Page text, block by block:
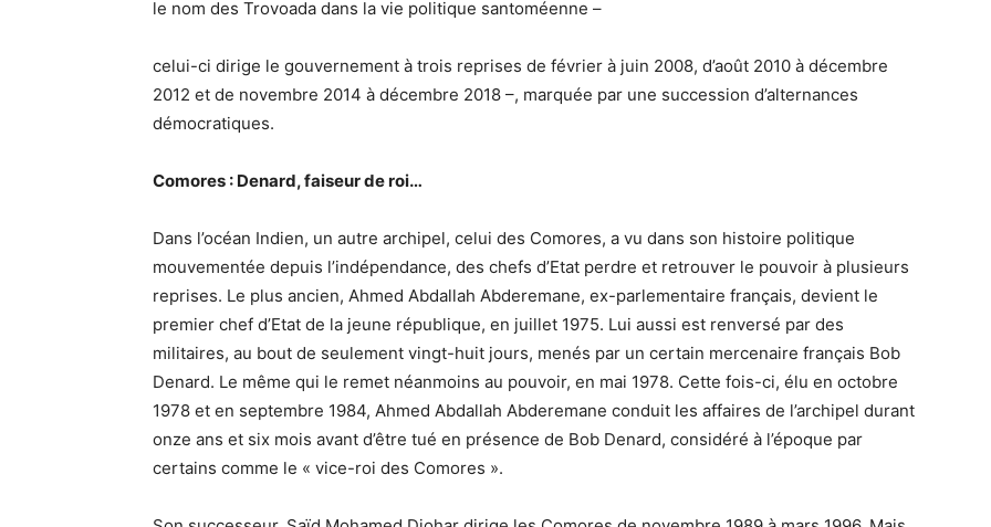
le nom des Trovoada dans la vie politique santoméenne –
celui-ci dirige le gouvernement à trois reprises de février à juin 2008, d’août 2010 à décembre
2012 et de novembre 2014 à décembre 2018 –, marquée par une succession d’alternances
démocratiques.
Comores : Denard, faiseur de roi…
Dans l’océan Indien, un autre archipel, celui des Comores, a vu dans son histoire politique
mouvementée depuis l’indépendance, des chefs d’Etat perdre et retrouver le pouvoir à plusieurs
reprises. Le plus ancien, Ahmed Abdallah Abderemane, ex-parlementaire français, devient le
premier chef d’Etat de la jeune république, en juillet 1975. Lui aussi est renversé par des
militaires, au bout de seulement vingt-huit jours, menés par un certain mercenaire français Bob
Denard. Le même qui le remet néanmoins au pouvoir, en mai 1978. Cette fois-ci, élu en octobre
1978 et en septembre 1984, Ahmed Abdallah Abderemane conduit les affaires de l’archipel durant
onze ans et six mois avant d’être tué en présence de Bob Denard, considéré à l’époque par
certains comme le « vice-roi des Comores ».